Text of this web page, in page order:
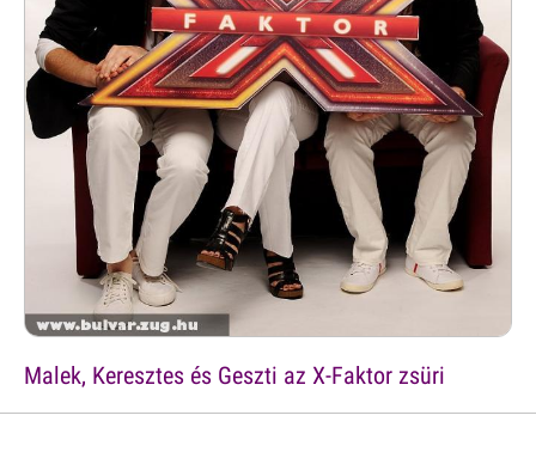
Malek, Keresztes és Geszti az X-Faktor zsüri